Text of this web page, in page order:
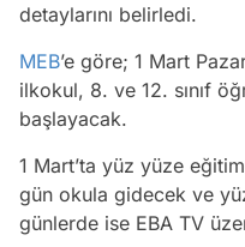
detaylarını belirledi.
MEB’e göre; 1 Mart
ilkokul, 8. ve 12. sınıf
başlayacak.
1 Mart’ta yüz yüze
gün okula gidecek ve
günlerde ise EBA TV